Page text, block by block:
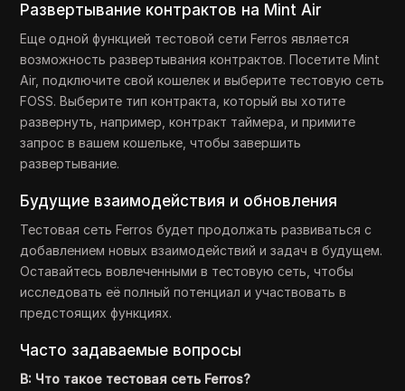
Развертывание контрактов на Mint Air
Еще одной функцией тестовой сети Ferros является
возможность развертывания контрактов. Посетите Mint
Air, подключите свой кошелек и выберите тестовую сеть
FOSS. Выберите тип контракта, который вы хотите
развернуть, например, контракт таймера, и примите
запрос в вашем кошельке, чтобы завершить
развертывание.
Будущие взаимодействия и обновления
Тестовая сеть Ferros будет продолжать развиваться с
добавлением новых взаимодействий и задач в будущем.
Оставайтесь вовлеченными в тестовую сеть, чтобы
исследовать её полный потенциал и участвовать в
предстоящих функциях.
Часто задаваемые вопросы
В: Что такое тестовая сеть Ferros?